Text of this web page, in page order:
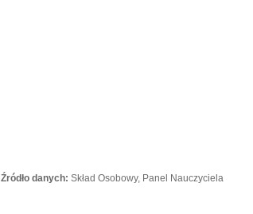
Źródło danych: Skład Osobowy, Panel Nauczyciela